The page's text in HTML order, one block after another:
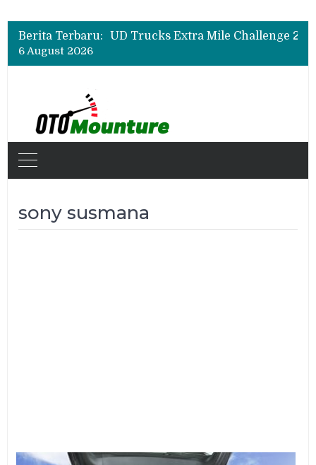
Berita Terbaru:
6 August 2026
sony susmana